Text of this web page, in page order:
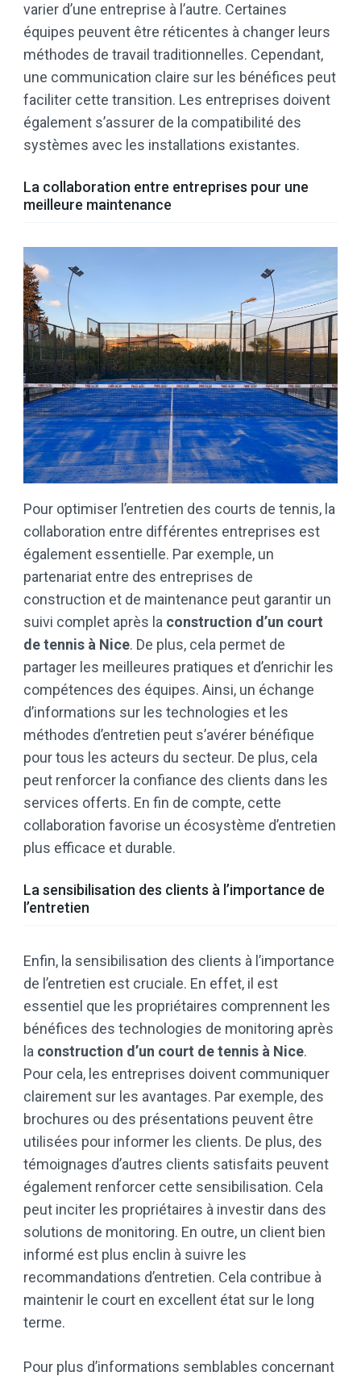
varier d’une entreprise à l’autre. Certaines
équipes peuvent être réticentes à changer leurs
méthodes de travail traditionnelles. Cependant,
une communication claire sur les bénéfices peut
faciliter cette transition. Les entreprises doivent
également s’assurer de la compatibilité des
systèmes avec les installations existantes.
La collaboration entre entreprises pour une
meilleure maintenance
Pour optimiser l’entretien des courts de tennis, la
collaboration entre différentes entreprises est
également essentielle. Par exemple, un
partenariat entre des entreprises de
construction et de maintenance peut garantir un
suivi complet après la construction d’un court
de tennis à Nice. De plus, cela permet de
partager les meilleures pratiques et d’enrichir les
compétences des équipes. Ainsi, un échange
d’informations sur les technologies et les
méthodes d’entretien peut s’avérer bénéfique
pour tous les acteurs du secteur. De plus, cela
peut renforcer la confiance des clients dans les
services offerts. En fin de compte, cette
collaboration favorise un écosystème d’entretien
plus efficace et durable.
La sensibilisation des clients à l’importance de
l’entretien
Enfin, la sensibilisation des clients à l’importance
de l’entretien est cruciale. En effet, il est
essentiel que les propriétaires comprennent les
bénéfices des technologies de monitoring après
la construction d’un court de tennis à Nice.
Pour cela, les entreprises doivent communiquer
clairement sur les avantages. Par exemple, des
brochures ou des présentations peuvent être
utilisées pour informer les clients. De plus, des
témoignages d’autres clients satisfaits peuvent
également renforcer cette sensibilisation. Cela
peut inciter les propriétaires à investir dans des
solutions de monitoring. En outre, un client bien
informé est plus enclin à suivre les
recommandations d’entretien. Cela contribue à
maintenir le court en excellent état sur le long
terme.
Pour plus d’informations semblables concernant